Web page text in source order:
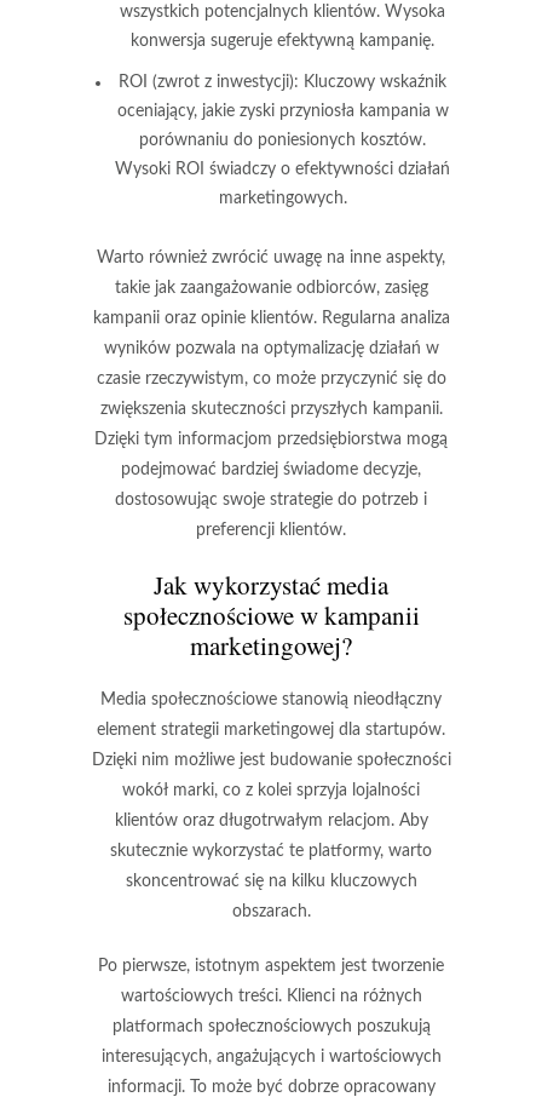
wszystkich potencjalnych klientów. Wysoka
konwersja sugeruje efektywną kampanię.
ROI (zwrot z inwestycji): Kluczowy wskaźnik
oceniający, jakie zyski przyniosła kampania w
porównaniu do poniesionych kosztów.
Wysoki ROI świadczy o efektywności działań
marketingowych.
Warto również zwrócić uwagę na inne aspekty,
takie jak zaangażowanie odbiorców, zasięg
kampanii oraz opinie klientów. Regularna analiza
wyników pozwala na optymalizację działań w
czasie rzeczywistym, co może przyczynić się do
zwiększenia skuteczności przyszłych kampanii.
Dzięki tym informacjom przedsiębiorstwa mogą
podejmować bardziej świadome decyzje,
dostosowując swoje strategie do potrzeb i
preferencji klientów.
Jak wykorzystać media
społecznościowe w kampanii
marketingowej?
Media społecznościowe stanowią nieodłączny
element strategii marketingowej dla startupów.
Dzięki nim możliwe jest budowanie społeczności
wokół marki, co z kolei sprzyja lojalności
klientów oraz długotrwałym relacjom. Aby
skutecznie wykorzystać te platformy, warto
skoncentrować się na kilku kluczowych
obszarach.
Po pierwsze, istotnym aspektem jest tworzenie
wartościowych treści. Klienci na różnych
platformach społecznościowych poszukują
interesujących, angażujących i wartościowych
informacji. To może być dobrze opracowany